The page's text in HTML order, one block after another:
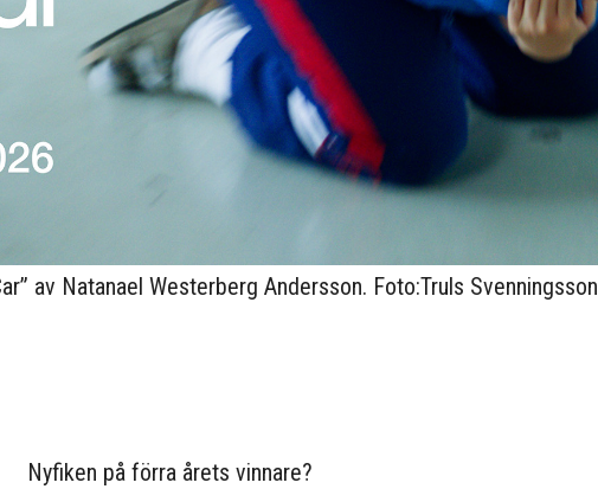
av Natanael Westerberg Andersson. Foto:Truls Svenningsson
Nyfiken på förra årets vinnare?